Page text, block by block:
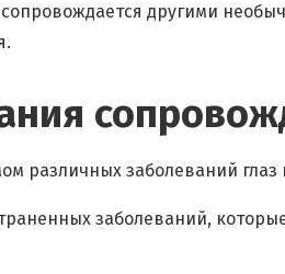
другими
различных заболеваний
заболеваний,